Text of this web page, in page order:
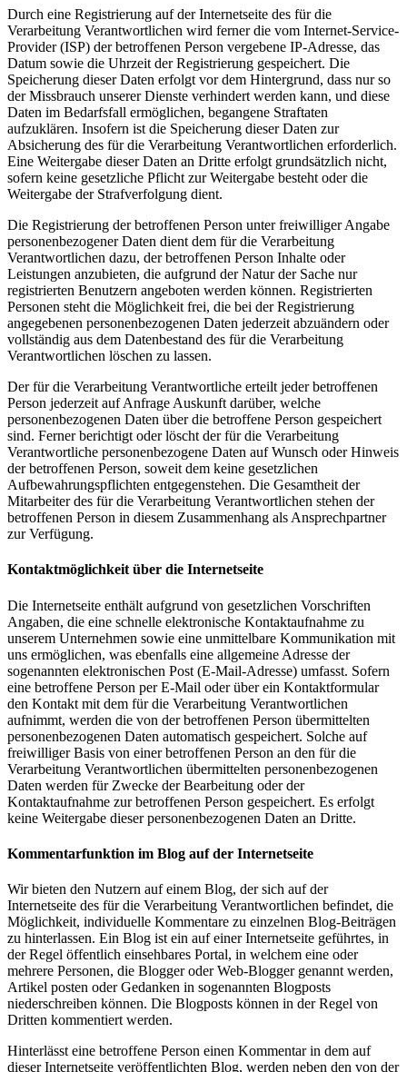
Durch eine Registrierung auf der Internetseite des für die
Verarbeitung Verantwortlichen wird ferner die vom Internet-Service-
Provider (ISP) der betroffenen Person vergebene IP-Adresse, das
Datum sowie die Uhrzeit der Registrierung gespeichert. Die
Speicherung dieser Daten erfolgt vor dem Hintergrund, dass nur so
der Missbrauch unserer Dienste verhindert werden kann, und diese
Daten im Bedarfsfall ermöglichen, begangene Straftaten
aufzuklären. Insofern ist die Speicherung dieser Daten zur
Absicherung des für die Verarbeitung Verantwortlichen erforderlich.
Eine Weitergabe dieser Daten an Dritte erfolgt grundsätzlich nicht,
sofern keine gesetzliche Pflicht zur Weitergabe besteht oder die
Weitergabe der Strafverfolgung dient.
Die Registrierung der betroffenen Person unter freiwilliger Angabe
personenbezogener Daten dient dem für die Verarbeitung
Verantwortlichen dazu, der betroffenen Person Inhalte oder
Leistungen anzubieten, die aufgrund der Natur der Sache nur
registrierten Benutzern angeboten werden können. Registrierten
Personen steht die Möglichkeit frei, die bei der Registrierung
angegebenen personenbezogenen Daten jederzeit abzuändern oder
vollständig aus dem Datenbestand des für die Verarbeitung
Verantwortlichen löschen zu lassen.
Der für die Verarbeitung Verantwortliche erteilt jeder betroffenen
Person jederzeit auf Anfrage Auskunft darüber, welche
personenbezogenen Daten über die betroffene Person gespeichert
sind. Ferner berichtigt oder löscht der für die Verarbeitung
Verantwortliche personenbezogene Daten auf Wunsch oder Hinweis
der betroffenen Person, soweit dem keine gesetzlichen
Aufbewahrungspflichten entgegenstehen. Die Gesamtheit der
Mitarbeiter des für die Verarbeitung Verantwortlichen stehen der
betroffenen Person in diesem Zusammenhang als Ansprechpartner
zur Verfügung.
Kontaktmöglichkeit über die Internetseite
Die Internetseite enthält aufgrund von gesetzlichen Vorschriften
Angaben, die eine schnelle elektronische Kontaktaufnahme zu
unserem Unternehmen sowie eine unmittelbare Kommunikation mit
uns ermöglichen, was ebenfalls eine allgemeine Adresse der
sogenannten elektronischen Post (E-Mail-Adresse) umfasst. Sofern
eine betroffene Person per E-Mail oder über ein Kontaktformular
den Kontakt mit dem für die Verarbeitung Verantwortlichen
aufnimmt, werden die von der betroffenen Person übermittelten
personenbezogenen Daten automatisch gespeichert. Solche auf
freiwilliger Basis von einer betroffenen Person an den für die
Verarbeitung Verantwortlichen übermittelten personenbezogenen
Daten werden für Zwecke der Bearbeitung oder der
Kontaktaufnahme zur betroffenen Person gespeichert. Es erfolgt
keine Weitergabe dieser personenbezogenen Daten an Dritte.
Kommentarfunktion im Blog auf der Internetseite
Wir bieten den Nutzern auf einem Blog, der sich auf der
Internetseite des für die Verarbeitung Verantwortlichen befindet, die
Möglichkeit, individuelle Kommentare zu einzelnen Blog-Beiträgen
zu hinterlassen. Ein Blog ist ein auf einer Internetseite geführtes, in
der Regel öffentlich einsehbares Portal, in welchem eine oder
mehrere Personen, die Blogger oder Web-Blogger genannt werden,
Artikel posten oder Gedanken in sogenannten Blogposts
niederschreiben können. Die Blogposts können in der Regel von
Dritten kommentiert werden.
Hinterlässt eine betroffene Person einen Kommentar in dem auf
dieser Internetseite veröffentlichten Blog, werden neben den von der